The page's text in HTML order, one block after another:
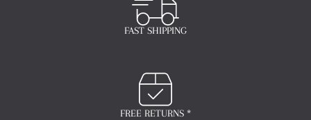
FAST SHIPPING
FREE RETURNS *